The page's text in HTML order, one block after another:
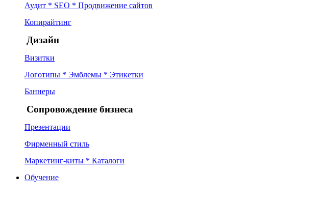
Аудит * SEO * Продвижение сайтов
Копирайтинг
Дизайн
Визитки
Логотипы * Эмблемы * Этикетки
Баннеры
Сопровождение бизнеса
Презентации
Фирменный стиль
Маркетинг-киты * Каталоги
Обучение